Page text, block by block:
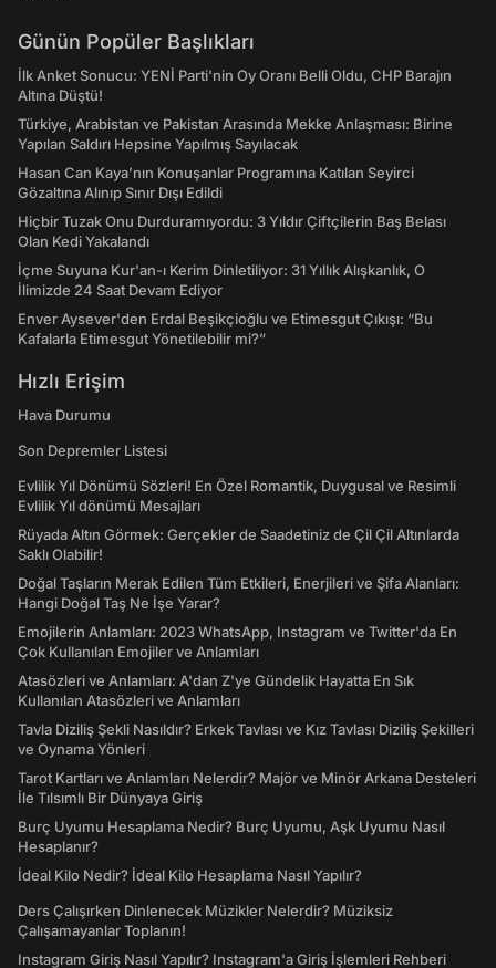
Günün Popüler Başlıkları
İlk Anket Sonucu: YENİ Parti'nin Oy Oranı Belli Oldu, CHP Barajın
Altına Düştü!
Türkiye, Arabistan ve Pakistan Arasında Mekke Anlaşması: Birine
Yapılan Saldırı Hepsine Yapılmış Sayılacak
Hasan Can Kaya’nın Konuşanlar Programına Katılan Seyirci
Gözaltına Alınıp Sınır Dışı Edildi
Hiçbir Tuzak Onu Durduramıyordu: 3 Yıldır Çiftçilerin Baş Belası
Olan Kedi Yakalandı
İçme Suyuna Kur'an-ı Kerim Dinletiliyor: 31 Yıllık Alışkanlık, O
İlimizde 24 Saat Devam Ediyor
Enver Aysever'den Erdal Beşikçioğlu ve Etimesgut Çıkışı: “Bu
Kafalarla Etimesgut Yönetilebilir mi?”
Hızlı Erişim
Hava Durumu
Son Depremler Listesi
Evlilik Yıl Dönümü Sözleri! En Özel Romantik, Duygusal ve Resimli
Evlilik Yıl dönümü Mesajları
Rüyada Altın Görmek: Gerçekler de Saadetiniz de Çil Çil Altınlarda
Saklı Olabilir!
Doğal Taşların Merak Edilen Tüm Etkileri, Enerjileri ve Şifa Alanları:
Hangi Doğal Taş Ne İşe Yarar?
Emojilerin Anlamları: 2023 WhatsApp, Instagram ve Twitter'da En
Çok Kullanılan Emojiler ve Anlamları
Atasözleri ve Anlamları: A'dan Z'ye Gündelik Hayatta En Sık
Kullanılan Atasözleri ve Anlamları
Tavla Diziliş Şekli Nasıldır? Erkek Tavlası ve Kız Tavlası Diziliş Şekilleri
ve Oynama Yönleri
Tarot Kartları ve Anlamları Nelerdir? Majör ve Minör Arkana Desteleri
İle Tılsımlı Bir Dünyaya Giriş
Burç Uyumu Hesaplama Nedir? Burç Uyumu, Aşk Uyumu Nasıl
Hesaplanır?
İdeal Kilo Nedir? İdeal Kilo Hesaplama Nasıl Yapılır?
Ders Çalışırken Dinlenecek Müzikler Nelerdir? Müziksiz
Çalışamayanlar Toplanın!
Instagram Giriş Nasıl Yapılır? Instagram'a Giriş İşlemleri Rehberi